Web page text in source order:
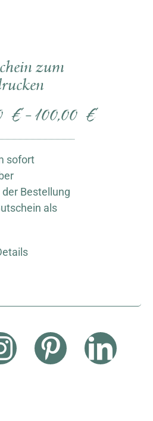
zum
€ – 100,00€
sofort
Bestellung
als